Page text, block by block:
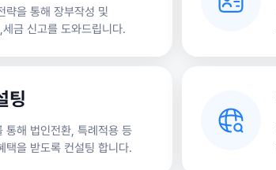
략을 통해 장부작성 및
금 신고를 도와드립니다.
팅
통해 법인전환, 특례적용 등
택을 받도록 컨설팅 합니다.